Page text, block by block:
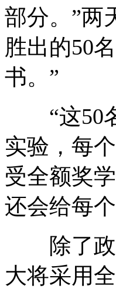
部分。”两
胜出的50
书。”
“这50名
实验，每
受全额奖
还会给每
除了政
大将采用